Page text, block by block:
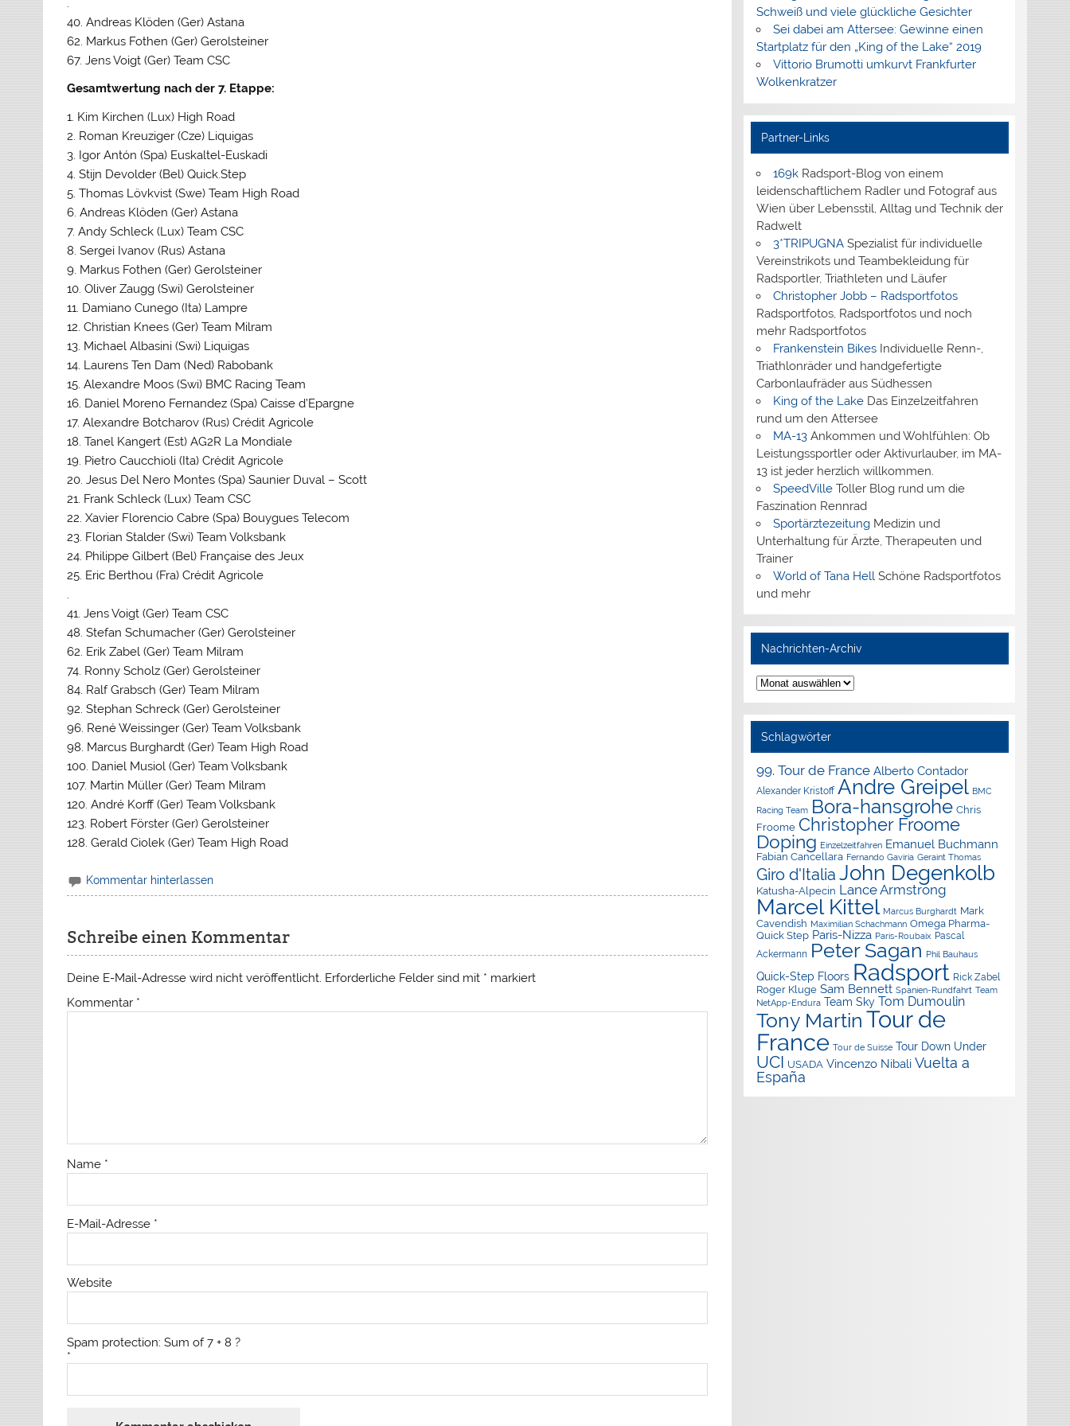
.
40. Andreas Klöden (Ger) Astana
62. Markus Fothen (Ger) Gerolsteiner
67. Jens Voigt (Ger) Team CSC
Gesamtwertung nach der 7. Etappe:
1. Kim Kirchen (Lux) High Road
2. Roman Kreuziger (Cze) Liquigas
3. Igor Antón (Spa) Euskaltel-Euskadi
4. Stijn Devolder (Bel) Quick.Step
5. Thomas Lövkvist (Swe) Team High Road
6. Andreas Klöden (Ger) Astana
7. Andy Schleck (Lux) Team CSC
8. Sergei Ivanov (Rus) Astana
9. Markus Fothen (Ger) Gerolsteiner
10. Oliver Zaugg (Swi) Gerolsteiner
11. Damiano Cunego (Ita) Lampre
12. Christian Knees (Ger) Team Milram
13. Michael Albasini (Swi) Liquigas
14. Laurens Ten Dam (Ned) Rabobank
15. Alexandre Moos (Swi) BMC Racing Team
16. Daniel Moreno Fernandez (Spa) Caisse d’Epargne
17. Alexandre Botcharov (Rus) Crédit Agricole
18. Tanel Kangert (Est) AG2R La Mondiale
19. Pietro Caucchioli (Ita) Crédit Agricole
20. Jesus Del Nero Montes (Spa) Saunier Duval – Scott
21. Frank Schleck (Lux) Team CSC
22. Xavier Florencio Cabre (Spa) Bouygues Telecom
23. Florian Stalder (Swi) Team Volksbank
24. Philippe Gilbert (Bel) Française des Jeux
25. Eric Berthou (Fra) Crédit Agricole
.
41. Jens Voigt (Ger) Team CSC
48. Stefan Schumacher (Ger) Gerolsteiner
62. Erik Zabel (Ger) Team Milram
74. Ronny Scholz (Ger) Gerolsteiner
84. Ralf Grabsch (Ger) Team Milram
92. Stephan Schreck (Ger) Gerolsteiner
96. René Weissinger (Ger) Team Volksbank
98. Marcus Burghardt (Ger) Team High Road
100. Daniel Musiol (Ger) Team Volksbank
107. Martin Müller (Ger) Team Milram
120. André Korff (Ger) Team Volksbank
123. Robert Förster (Ger) Gerolsteiner
128. Gerald Ciolek (Ger) Team High Road
Kommentar hinterlassen
Schreibe einen Kommentar
Deine E-Mail-Adresse wird nicht veröffentlicht. Erforderliche Felder sind mit * markiert
Kommentar *
Name *
E-Mail-Adresse *
Website
Spam protection: Sum of 7 + 8 ?
*
Schweiß und viele glückliche Gesichter
Sei dabei am Attersee: Gewinne einen
Startplatz für den „King of the Lake“ 2019
Vittorio Brumotti umkurvt Frankfurter
Wolkenkratzer
Partner-Links
169kRadsport-Blog von einem
leidenschaftlichem Radler und Fotograf aus
Wien über Lebensstil, Alltag und Technik der
Radwelt
3*TRIPUGNASpezialist für individuelle
Vereinstrikots und Teambekleidung für
Radsportler, Triathleten und Läufer
Christopher Jobb – Radsportfotos
Radsportfotos, Radsportfotos und noch
mehr Radsportfotos
Frankenstein BikesIndividuelle Renn-,
Triathlonräder und handgefertigte
Carbonlaufräder aus Südhessen
King of the LakeDas Einzelzeitfahren
rund um den Attersee
MA-13Ankommen und Wohlfühlen: Ob
Leistungssportler oder Aktivurlauber, im MA-
13 ist jeder herzlich willkommen.
SpeedVilleToller Blog rund um die
Faszination Rennrad
SportärztezeitungMedizin und
Unterhaltung für Ärzte, Therapeuten und
Trainer
World of Tana Hell Schöne Radsportfotos
und mehr
Nachrichten-Archiv
Nachrichten-
Archiv
Schlagwörter
99. Tour de France Alberto Contador
Alexander Kristoff Andre Greipel BMC
Racing Team Bora-hansgrohe Chris
Froome Christopher Froome
Doping Einzelzeitfahren Emanuel Buchmann
Fabian Cancellara Fernando Gaviria Geraint Thomas
Giro d'Italia John Degenkolb
Katusha-Alpecin Lance Armstrong
Marcel Kittel Marcus Burghardt Mark
Cavendish Maximilian Schachmann Omega Pharma-
Quick Step Paris-Nizza Paris-Roubaix Pascal
Ackermann Peter Sagan Phil Bauhaus
Quick-Step Floors Radsport Rick Zabel
Roger Kluge Sam Bennett Spanien-Rundfahrt Team
NetApp-Endura Team Sky Tom Dumoulin
Tony Martin Tour de
France Tour de Suisse Tour Down Under
UCI USADA Vincenzo Nibali Vuelta a
España